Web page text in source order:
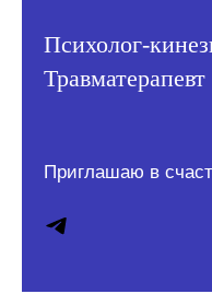
Психолог-
Травматерапевт
Приглашаю в